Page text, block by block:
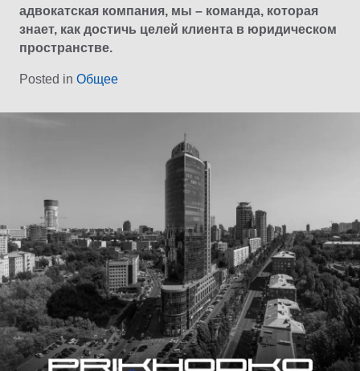
адвокатская компания, мы – команда, которая
знает, как достичь целей клиента в юридическом
пространстве.
Posted in Общее